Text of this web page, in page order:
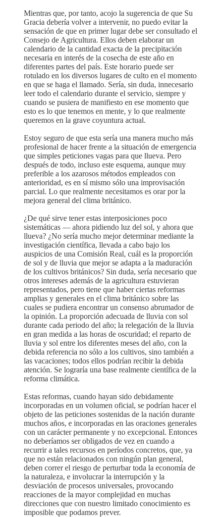
Mientras que, por tanto, acojo la sugerencia de que Su
Gracia debería volver a intervenir, no puedo evitar la
sensación de que en primer lugar debe ser consultado el
Consejo de Agricultura. Ellos deben elaborar un
calendario de la cantidad exacta de la precipitación
necesaria en interés de la cosecha de este año en
diferentes partes del país. Este horario puede ser
rotulado en los diversos lugares de culto en el momento
en que se haga el llamado. Sería, sin duda, innecesario
leer todo el calendario durante el servicio, siempre y
cuando se pusiera de manifiesto en ese momento que
esto es lo que tenemos en mente, y lo que realmente
queremos en la grave coyuntura actual.
Estoy seguro de que esta sería una manera mucho más
profesional de hacer frente a la situación de emergencia
que simples peticiones vagas para que llueva. Pero
después de todo, incluso este esquema, aunque muy
preferible a los azarosos métodos empleados con
anterioridad, es en sí mismo sólo una improvisación
parcial. Lo que realmente necesitamos es orar por la
mejora general del clima británico.
¿De qué sirve tener estas interposiciones poco
sistemáticas — ahora pidiendo luz del sol, y ahora que
llueva? ¿No sería mucho mejor determinar mediante la
investigación científica, llevada a cabo bajo los
auspicios de una Comisión Real, cuál es la proporción
de sol y de lluvia que mejor se adapta a la maduración
de los cultivos británicos? Sin duda, sería necesario que
otros intereses además de la agricultura estuvieran
representados, pero tiene que haber ciertas reformas
amplias y generales en el clima británico sobre las
cuales se pudiera encontrar un consenso abrumador de
la opinión. La proporción adecuada de lluvia con sol
durante cada periodo del año; la relegación de la lluvia
en gran medida a las horas de oscuridad; el reparto de
lluvia y sol entre los diferentes meses del año, con la
debida referencia no sólo a los cultivos, sino también a
las vacaciones; todos ellos podrían recibir la debida
atención. Se lograría una base realmente científica de la
reforma climática.
Estas reformas, cuando hayan sido debidamente
incorporadas en un volumen oficial, se podrían hacer el
objeto de las peticiones sostenidas de la nación durante
muchos años, e incorporadas en las oraciones generales
con un carácter permanente y no excepcional. Entonces
no deberíamos ser obligados de vez en cuando a
recurrir a tales recursos en períodos concretos, que, ya
que no están relacionados con ningún plan general,
deben correr el riesgo de perturbar toda la economía de
la naturaleza, e involucrar la interrupción y la
desviación de procesos universales, provocando
reacciones de la mayor complejidad en muchas
direcciones que con nuestro limitado conocimiento es
imposible que podamos prever.